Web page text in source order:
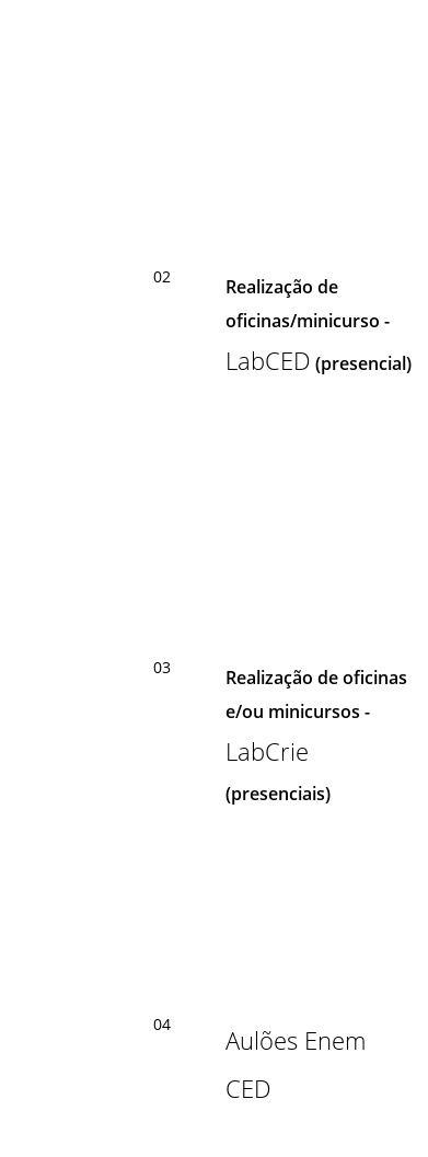
02
Realização de
oficinas/minicurso -
LabCED (presencial)
03
Realização de oficinas
e/ou minicursos -
LabCrie
(presenciais)
04
Aulões Enem
CED